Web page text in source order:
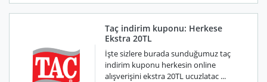
Taç indirim kuponu: Herkese
Ekstra 20TL
İşte sizlere burada sunduğumuz taç
indirim kuponu herkesin online
alışverişini ekstra 20TL ucuzlatac ...